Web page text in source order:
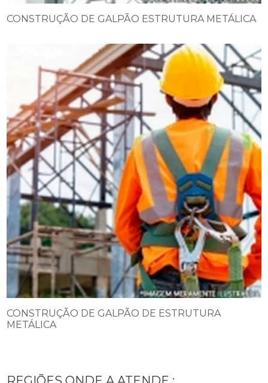
CONSTRUÇÃO DE GALPÃO ESTRUTURA METÁLICA
CONSTRUÇÃO DE GALPÃO DE ESTRUTURA
METÁLICA